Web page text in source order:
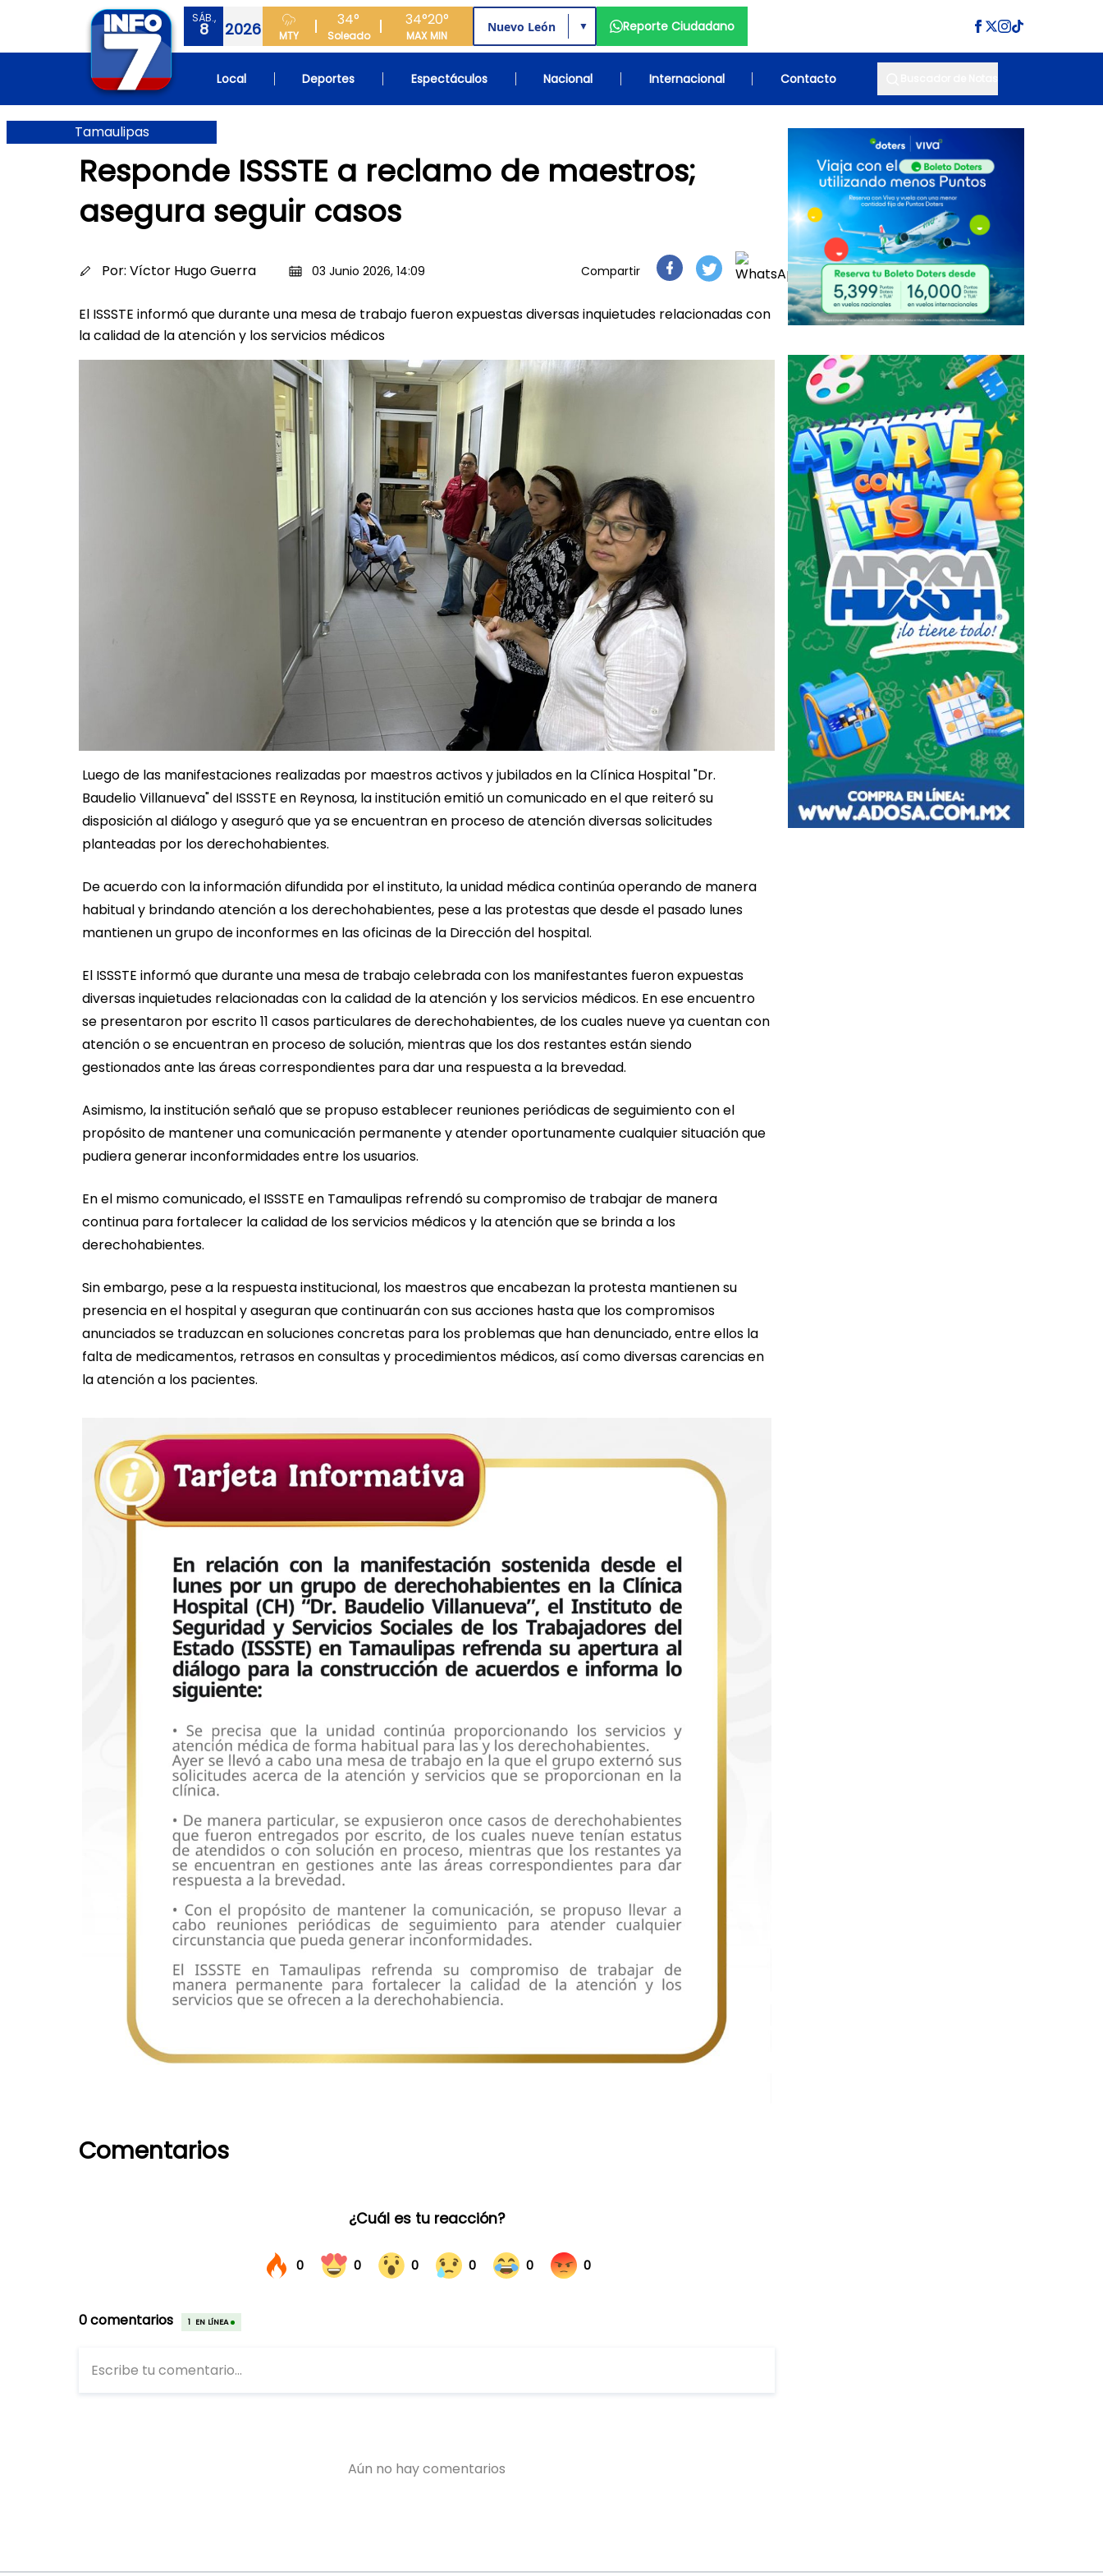
SÁB.,
8 2026 MTY
34°
Soleado
34°
MAX
20°
MIN
▼ Reporte Ciudadano
Local Deportes Espectáculos Nacional Internacional Contacto
Tamaulipas
Responde ISSSTE a reclamo de maestros;
asegura seguir casos
Por: Víctor Hugo Guerra 03 Junio 2026, 14:09 Compartir
El ISSSTE informó que durante una mesa de trabajo fueron expuestas diversas inquietudes relacionadas con
la calidad de la atención y los servicios médicos
Luego de las manifestaciones realizadas por maestros activos y jubilados en la Clínica Hospital "Dr.
Baudelio Villanueva" del ISSSTE en Reynosa, la institución emitió un comunicado en el que reiteró su
disposición al diálogo y aseguró que ya se encuentran en proceso de atención diversas solicitudes
planteadas por los derechohabientes.
De acuerdo con la información difundida por el instituto, la unidad médica continúa operando de manera
habitual y brindando atención a los derechohabientes, pese a las protestas que desde el pasado lunes
mantienen un grupo de inconformes en las oficinas de la Dirección del hospital.
El ISSSTE informó que durante una mesa de trabajo celebrada con los manifestantes fueron expuestas
diversas inquietudes relacionadas con la calidad de la atención y los servicios médicos. En ese encuentro
se presentaron por escrito 11 casos particulares de derechohabientes, de los cuales nueve ya cuentan con
atención o se encuentran en proceso de solución, mientras que los dos restantes están siendo
gestionados ante las áreas correspondientes para dar una respuesta a la brevedad.
Asimismo, la institución señaló que se propuso establecer reuniones periódicas de seguimiento con el
propósito de mantener una comunicación permanente y atender oportunamente cualquier situación que
pudiera generar inconformidades entre los usuarios.
En el mismo comunicado, el ISSSTE en Tamaulipas refrendó su compromiso de trabajar de manera
continua para fortalecer la calidad de los servicios médicos y la atención que se brinda a los
derechohabientes.
Sin embargo, pese a la respuesta institucional, los maestros que encabezan la protesta mantienen su
presencia en el hospital y aseguran que continuarán con sus acciones hasta que los compromisos
anunciados se traduzcan en soluciones concretas para los problemas que han denunciado, entre ellos la
falta de medicamentos, retrasos en consultas y procedimientos médicos, así como diversas carencias en
la atención a los pacientes.
Comentarios